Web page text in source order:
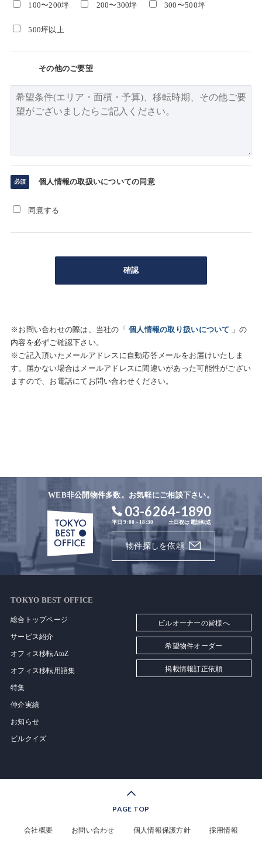
100〜200坪 200〜300坪 300〜500坪
500坪以上
その他のご要望
個人情報の取扱いについての同意
同意する
※お問い合わせの際は、当社の「個人情報の取り扱いについて 」の
内容を必ずご確認下さい。
※ご記入頂いたメールアドレスに自動応答メールをお届けいたしま
す。届かない場合はメールアドレスに間違いがあった可能性がござい
ますので、お電話にてお問い合わせください。
WEB非公開物件多数。お気軽にご相談下さい。
03-6264-1890
平日 9:00 - 18:30 土日祝は電話転送
物件探しを依頼
TOKYO BEST OFFICE
総合トップページ
サービス紹介
オフィス移転AtoZ
オフィス移転用語集
特集
仲介実績
お知らせ
ビルクイズ
ビルオーナーの皆様へ
希望物件オーダー
掲載情報訂正依頼
PAGE TOP
会社概要 お問い合わせ 個人情報保護方針 採用情報